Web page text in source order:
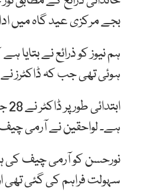
بجے مرکزی عید گاہ میں
ہم نیوز کو ذرائع نے
ہوئی تھی جب کہ ڈاکٹرز
ہے۔ لواحقین نے آرمی چیف
نورحسن کو آرمی چیف کی
سہولت فراہم کی گئی تھی